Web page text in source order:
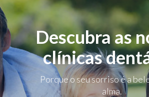
Descubra as
clínicas
Porque o seu sorriso é a
alma.